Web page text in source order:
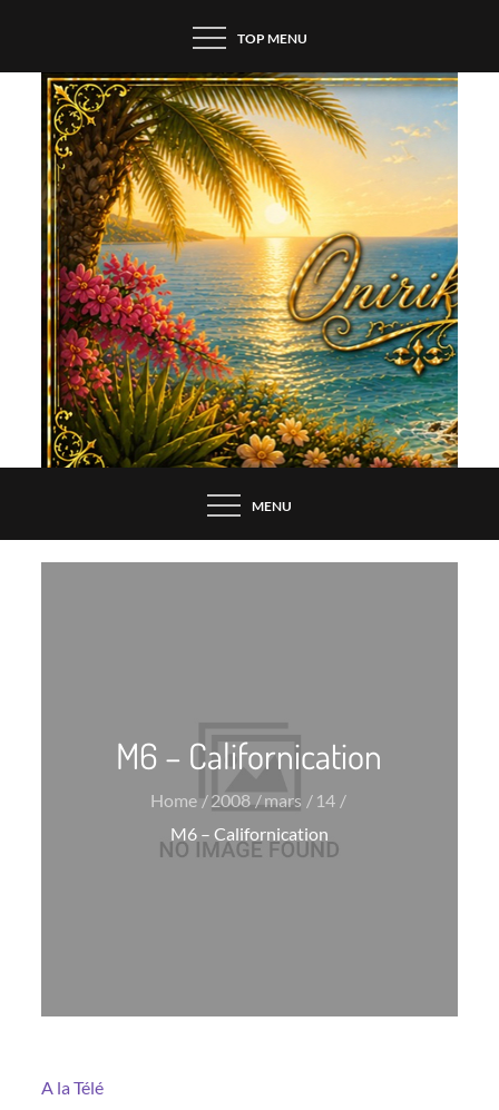
content
TOP MENU
MENU
M6 – Californication
Home 2008 mars
14
M6 – Californication
A la Télé